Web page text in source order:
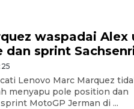
waspadai Alex
dan sprint
Lenovo Marc Marquez
menyapu pole position dan
MotoGP Jerman di ...